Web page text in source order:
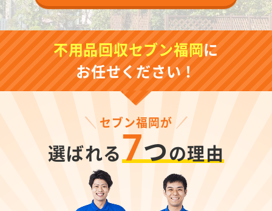
不用品回収セブン福岡に
お任せください！
セブン福岡が
選ばれる7つの理由